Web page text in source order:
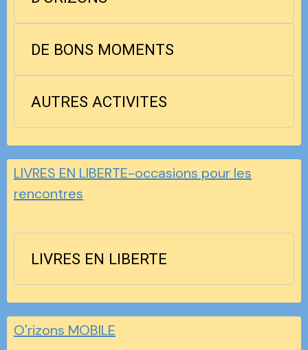
DE BONS MOMENTS
AUTRES ACTIVITES
LIVRES EN LIBERTE-occasions pour les
rencontres
LIVRES EN LIBERTE
O'rizons MOBILE